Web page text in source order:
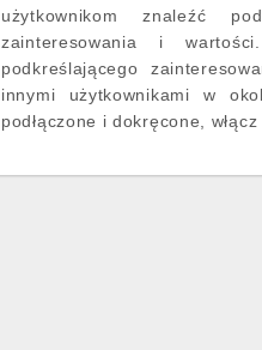
użytkownikom znaleźć
zainteresowania i
podkreślającego
innymi użytkownikami w
podłączone i dokręcone,